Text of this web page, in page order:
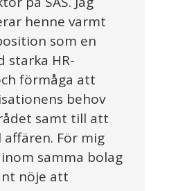
henne varmt
som en
starka HR-
förmåga att
behov
samt till att
affären. För mig
samma bolag
nöje att